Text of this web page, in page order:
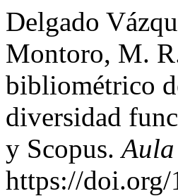
Delgado
Montoro, M.
bibliométrico
diversidad
y Scopus.
https://